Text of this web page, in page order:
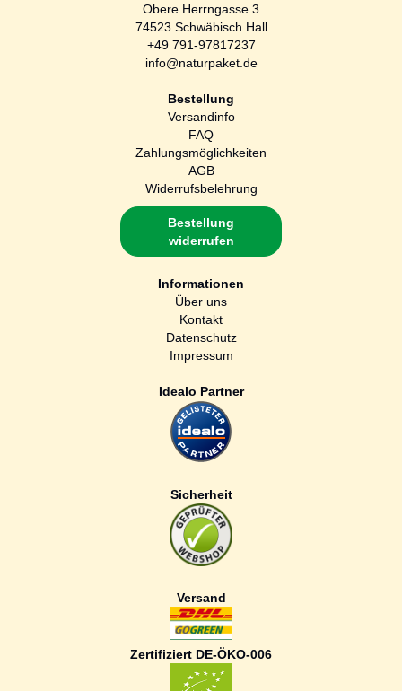
Obere Herrngasse 3
74523 Schwäbisch Hall
+49 791-97817237
info@naturpaket.de
Bestellung
Versandinfo
FAQ
Zahlungsmöglichkeiten
AGB
Widerrufsbelehrung
Bestellung
widerrufen
Informationen
Über uns
Kontakt
Datenschutz
Impressum
Idealo Partner
Sicherheit
Versand
Zertifiziert DE-ÖKO-006